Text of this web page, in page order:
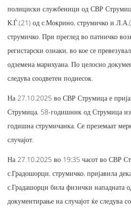
полициски службеници од СВР
К.Ѓ.(21) од с.Мокрино, струмичко и
струмичко. При преглед во патничко
регистарски ознаки, во кое се
одземена марихуана. По целосно
следува соодветен поднесок.
На 27.10.2025 во СВР Струмица е
Струмица, 58-годишник од Струмица
годишна струмичанка. Се преземаат
случајот.
На 27.10.2025 во 19:35 часот во СВР
с.Градошорци, струмичко, пријавила
с.Градашорци била физички нападната
документирање на случајот ќе следува